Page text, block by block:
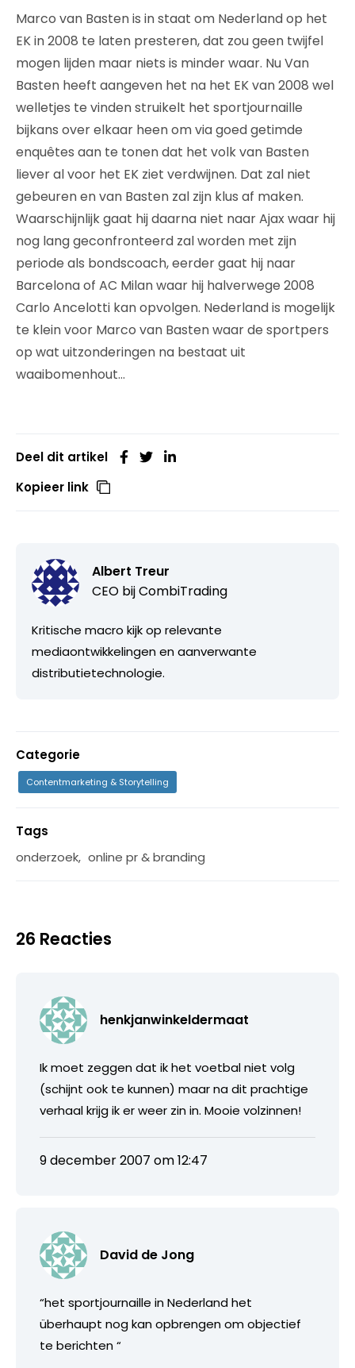
Marco van Basten is in staat om Nederland op het
EK in 2008 te laten presteren, dat zou geen twijfel
mogen lijden maar niets is minder waar. Nu Van
Basten heeft aangeven het na het EK van 2008 wel
welletjes te vinden struikelt het sportjournaille
bijkans over elkaar heen om via goed getimde
enquêtes aan te tonen dat het volk van Basten
liever al voor het EK ziet verdwijnen. Dat zal niet
gebeuren en van Basten zal zijn klus af maken.
Waarschijnlijk gaat hij daarna niet naar Ajax waar hij
nog lang geconfronteerd zal worden met zijn
periode als bondscoach, eerder gaat hij naar
Barcelona of AC Milan waar hij halverwege 2008
Carlo Ancelotti kan opvolgen. Nederland is mogelijk
te klein voor Marco van Basten waar de sportpers
op wat uitzonderingen na bestaat uit
waaibomenhout…
Deel dit artikel
Kopieer link
Albert Treur
CEO bijCombiTrading
Kritische macro kijk op relevante
mediaontwikkelingen en aanverwante
distributietechnologie.
Categorie
Contentmarketing & Storytelling
Tags
onderzoek, online pr & branding
26 Reacties
henkjanwinkeldermaat
Ik moet zeggen dat ik het voetbal niet volg
(schijnt ook te kunnen) maar na dit prachtige
verhaal krijg ik er weer zin in. Mooie volzinnen!
9 december 2007 om 12:47
David de Jong
“het sportjournaille in Nederland het
überhaupt nog kan opbrengen om objectief
te berichten “